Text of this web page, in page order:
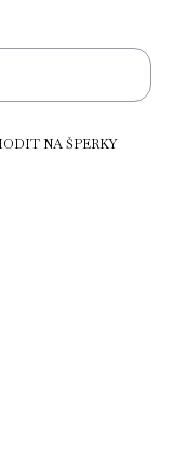
NA ŠPERKY